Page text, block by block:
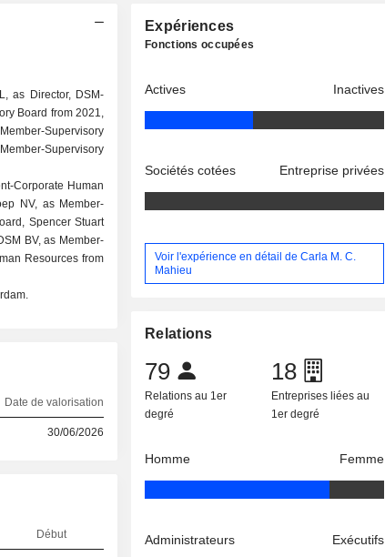
as Director, DSM-
Board from 2021,
Supervisory
Supervisory
Corporate Human
NV, as Member-
Spencer Stuart
BV, as Member-
Resources from
Date de valorisation
30/06/2026
Début
Expériences
Fonctions occupées
Actives Inactives
Sociétés cotées Entreprise privées
Voir l'expérience en détail de Carla M. C.
Mahieu
Relations
79
Relations au 1er
degré
18
Entreprises liées au
1er degré
Homme Femme
Administrateurs Exécutifs